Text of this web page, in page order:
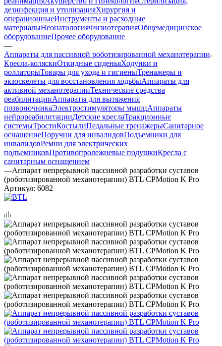
дезинфекция и утилизацияХирургия и
операционныеИнструменты и расходные
материалыНеонатологияФизиотерапияОбщемедицинское
оборудованиеПрочее оборудование
—
Аппараты для пассивной роботизированной механотерапии
Кресла-коляскиОткидные сиденьяХодунки и
роллаторыТовары для ухода и гигиеныТренажеры и
экзоскелеты для восстановления ходьбыАппараты для
активной механотерапииТехнические средства
реабилитацииАппараты для вытяжения
позвоночникаЭлектростимуляторы мышцАппараты
нейрореабилитацииДетские креслаТракционные
системыТростиКостылиПедальные тренажерыСанитарное
оснащениеПоручни для инвалидовПодъемники для
инвалидовРемни для электрических
подъемниковПротивопролежневые подушкиКресла с
санитарным оснащением
—Аппарат непрерывной пассивной разработки суставов
(роботизированной механотерапии) BTL CPMotion K Pro
Артикул: 6082